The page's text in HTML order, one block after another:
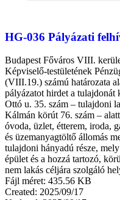
HG-036 Pályázati
Budapest Főváros VIII.
Képviselő-testületének
(VIII.19.) számú határozata
pályázatot hirdet a
Ottó u. 35. szám – tulajdoni
Kálmán körút 76. szám –
óvoda, üzlet, étterem, iroda,
és üzemanyagtöltő állomás
tulajdoni hányadú része,
épület és a hozzá tartozó,
nem lakás céljára szolgáló
Fájl méret: 435.56 KB
Created: 2025/09/17